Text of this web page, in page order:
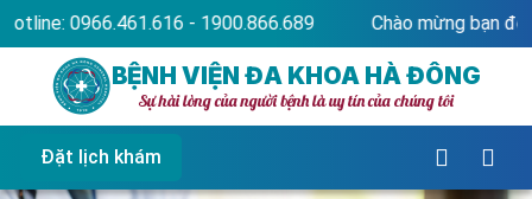
Chào mừng bạn đến với website Bệnh viện Đa
BỆNH VIỆN ĐA KHOA HÀ ĐÔNG
Sự hài lòng của người bệnh là uy tín của chúng tôi
Đặt lịch khám